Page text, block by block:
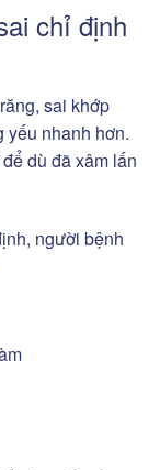
chỉ định
sai khớp
yếu nhanh hơn.
dù đã xâm lấn
người bệnh